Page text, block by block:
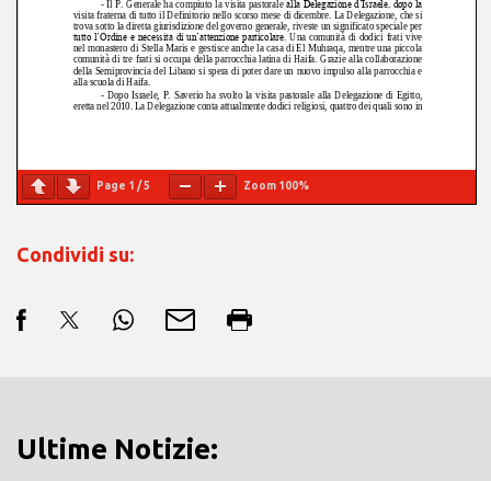
Page 1 /5 Zoom 100%
Condividi su:
Ultime Notizie: